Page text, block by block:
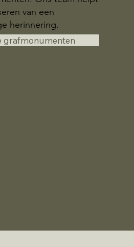
van een
herinnering.
grafmonumenten